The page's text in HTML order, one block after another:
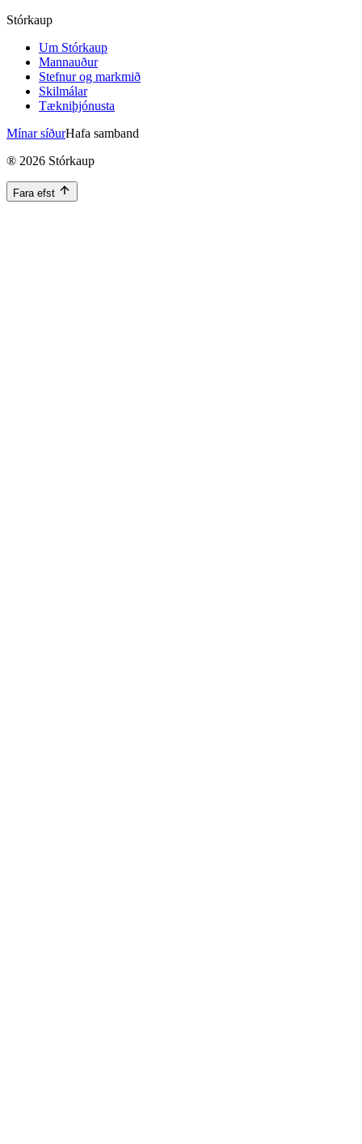
Stórkaup
Um Stórkaup
Mannauður
Stefnur og markmið
Skilmálar
Tækniþjónusta
Mínar síðurHafa samband
® 2026 Stórkaup
Fara efst